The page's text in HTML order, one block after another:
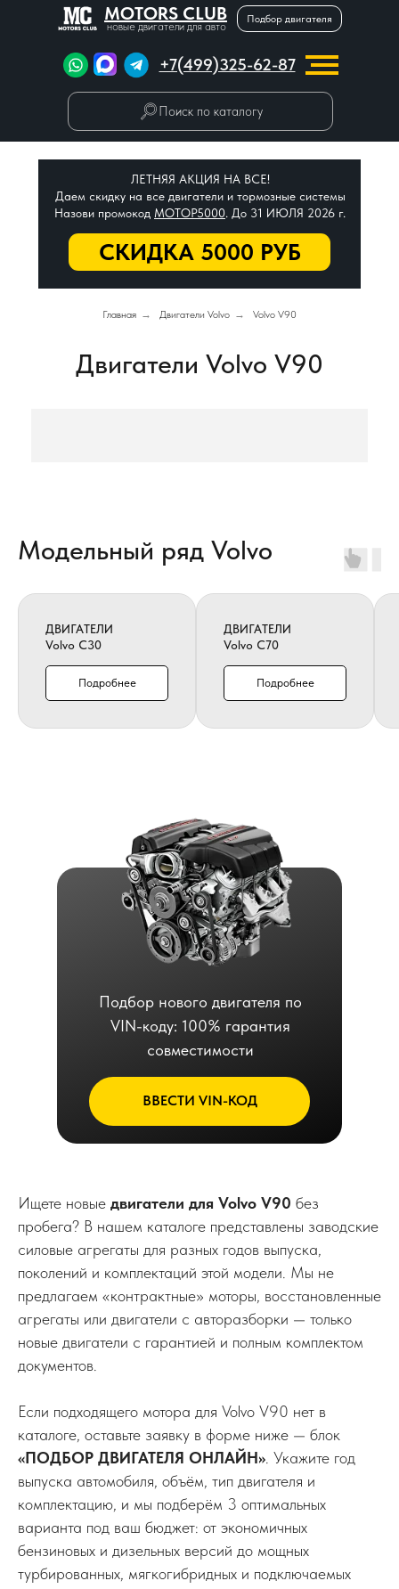
MOTORS CLUB
новые двигатели для авто
Подбор двигателя
+7(499)325-62-87
Поиск по каталогу
СКИДКА 5000 РУБ
ЛЕТНЯЯ АКЦИЯ НА ВСЕ!
Даем скидку на все двигатели и тормозные системы
Назови промокод МОТОР5000. До 31 ИЮЛЯ 2026 г.
Главная → Двигатели Volvo → Volvo V90
Двигатели Volvo V90
Модельный ряд Volvo
ДВИГАТЕЛИ
Volvo C30
Подробнее
ДВИГАТЕЛИ
Volvo C70
Подробнее
ВВЕСТИ VIN-КОД
Подбор нового двигателя по
VIN-коду: 100% гарантия
совместимости
Ищете новые двигатели для Volvo V90 без
пробега? В нашем каталоге представлены заводские
силовые агрегаты для разных годов выпуска,
поколений и комплектаций этой модели. Мы не
предлагаем «контрактные» моторы, восстановленные
агрегаты или двигатели с авторазборки — только
новые двигатели с гарантией и полным комплектом
документов.
Если подходящего мотора для Volvo V90 нет в
каталоге, оставьте заявку в форме ниже — блок
«ПОДБОР ДВИГАТЕЛЯ ОНЛАЙН» . Укажите год
выпуска автомобиля, объём, тип двигателя и
комплектацию, и мы подберём 3 оптимальных
варианта под ваш бюджет: от экономичных
бензиновых и дизельных версий до мощных
турбированных, мягкогибридных и подключаемых